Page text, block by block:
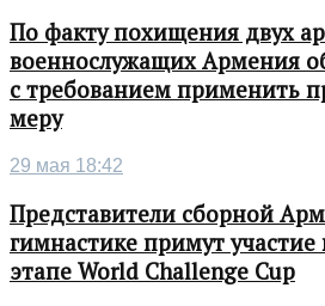
По факту похищения двух
военнослужащих Армения
с требованием применить
меру
29 мая 18:42
Представители сборной
гимнастике примут
этапе World Challenge Cup